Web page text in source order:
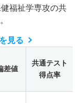
福祉学専攻の共
見る
差値
共通テスト
得点率